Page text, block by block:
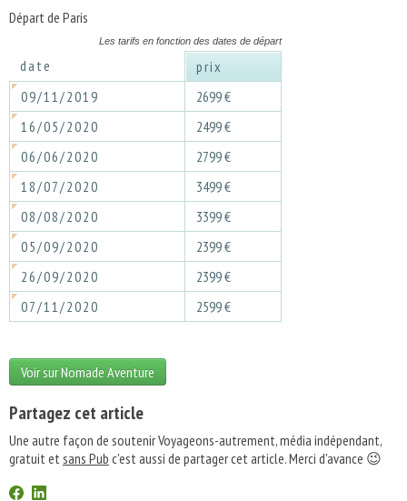
Départ de Paris
Les tarifs en fonction des dates de départ
date
prix
09/11/2019
2699 €
16/05/2020
2499 €
06/06/2020
2799 €
18/07/2020
3499 €
08/08/2020
3399 €
05/09/2020
2399 €
26/09/2020
2399 €
07/11/2020
2599 €
Voir sur Nomade Aventure
Partagez cet article
Une autre façon de soutenir Voyageons-autrement, média indépendant,
gratuit etsans Pub c'est aussi de partager cet article. Merci d'avance 😉